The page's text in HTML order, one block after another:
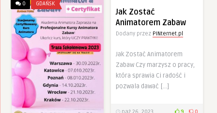
Jak Zostać
Animatorem Zabaw
Dodany przez PINternet.pl
Jak Zostać Animatorem
Zabaw Czy marzysz o pracy,
która sprawia Ci radość i
pozwala dawać […]
0 GDAŃSK